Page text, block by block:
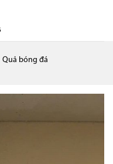
Quả bóng đá